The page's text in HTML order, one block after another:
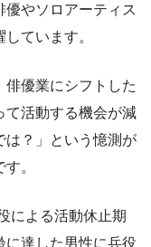
優やソロアーティス
ています。
優業にシフトした
て活動する機会が減
は？」という憶測が
。
による活動休止期
に達した男性に兵役